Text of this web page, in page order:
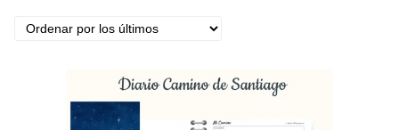
los